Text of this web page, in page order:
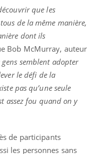
que les
de la même manière,
dont ils
Bob McMurray, auteur
gens semblent adopter
le défi de la
pas qu’une seule
assez fou quand on y
de participants
les personnes sans